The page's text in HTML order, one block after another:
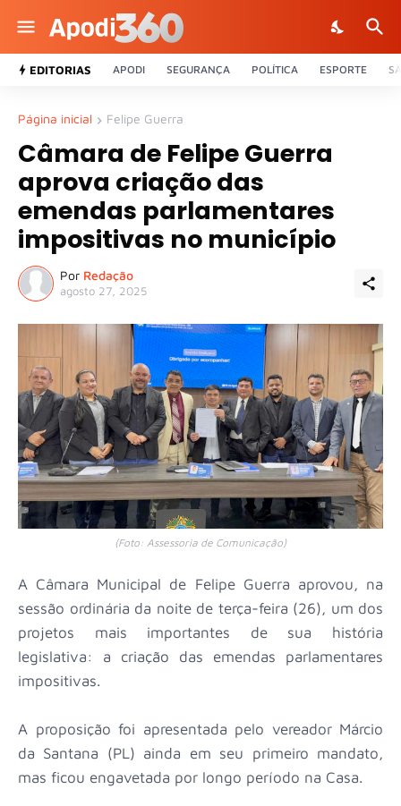
EDITORIAS APODI SEGURANÇA POLÍTICA ESPORTE
Página inicial Felipe Guerra
Câmara de Felipe Guerra
aprova criação das
emendas parlamentares
impositivas no município
Por Redação
agosto 27, 2025
(Foto: Assessoria de Comunicação)
A Câmara Municipal de Felipe Guerra aprovou, na
sessão ordinária da noite de terça-feira (26), um dos
projetos mais importantes de sua história
legislativa: a criação das emendas parlamentares
impositivas.
A proposição foi apresentada pelo vereador Márcio
da Santana (PL) ainda em seu primeiro mandato,
mas ficou engavetada por longo período na Casa.